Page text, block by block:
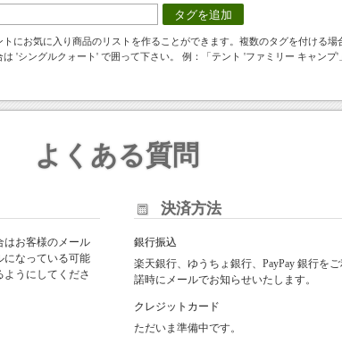
タグを追加
にお気に入り商品のリストを作ることができます。複数のタグを付ける場
'シングルクォート' で囲って下さい。 例：「テント 'ファミリー キャンプ'」
よくある質問
はお客様のメール
になっている可能
ようにしてくださ
決済方法
銀行振込
楽天銀行、ゆうちょ銀行、PayPay 銀行を
諾時にメールでお知らせいたします。
クレジットカード
ただいま準備中です。